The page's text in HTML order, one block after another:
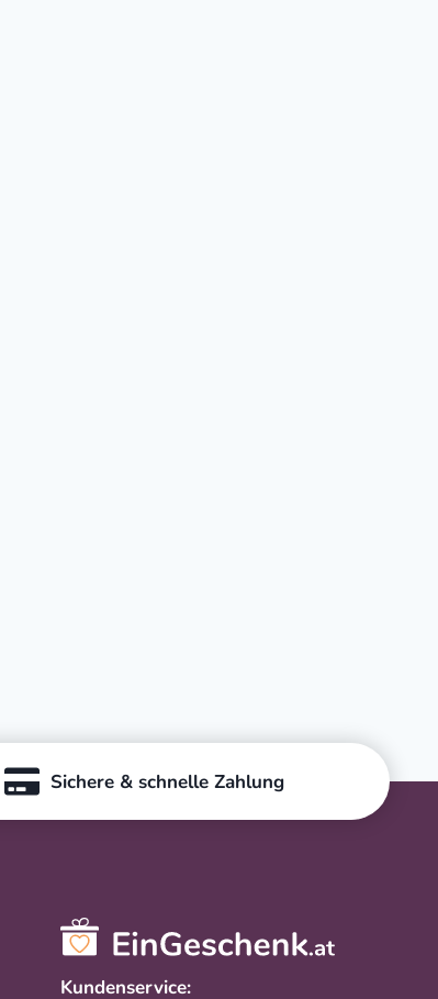
Sichere & schnelle Zahlung
Kundenservice: